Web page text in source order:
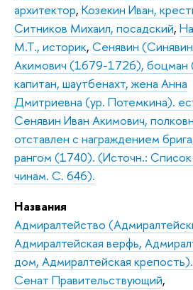
архитектор, Козекин Иван,
Ситников Михаил, посадский,
М.Т., историк, Сенявин
Акимович (1679-1726), боцман
капитан, шаутбенахт, жена Анна
Дмитриевна (ур. Потемкина).
Сенявин Иван Акимович,
отставлен с награждением
рангом (1740). (Источн.:
чинам. С. 646).
Названия
Адмиралтейство
Адмиралтейская верфь,
дом, Адмиралтейская
Сенат Правительствующий,